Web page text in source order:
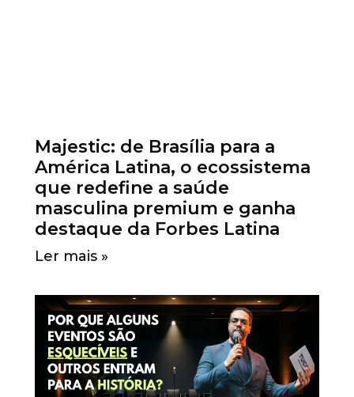
Majestic: de Brasília para a
América Latina, o ecossistema
que redefine a saúde
masculina premium e ganha
destaque da Forbes Latina
Ler mais »